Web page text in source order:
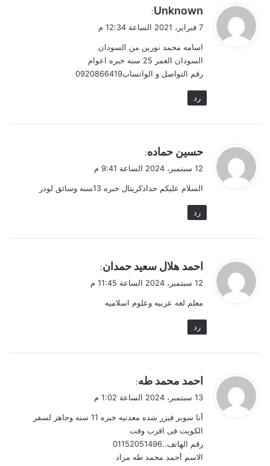
ي
ل
Unknown
:
7 فبراير، 2021 الساعة 12:34 م
اسامه محمد نورين من السودان
السودان العمر 25 سنه خبره اعوام
رقم التواصل و الواتساب0920866419
رد
ي
ل
حسين حماده:
12 سبتمبر، 2024 الساعة 9:41 م
السلام عليكم حدادكريتال خبره 13سنه وسائق لودر
رد
ي
ل
احمد هلال سعيد حمدان:
12 سبتمبر، 2024 الساعة 11:45 م
معلم لغه عربيه وعلوم اسلاميه
رد
ي
ل
احمد محمد طه:
13 سبتمبر، 2024 الساعة 1:02 م
أنا سوبر فيزر شده معدنيه خبره 11 سنه وجاهز لسفر
الكويت فى اقرب وقت
رقم الهاتف..01152051496
الاسم أحمد محمد طه مراد